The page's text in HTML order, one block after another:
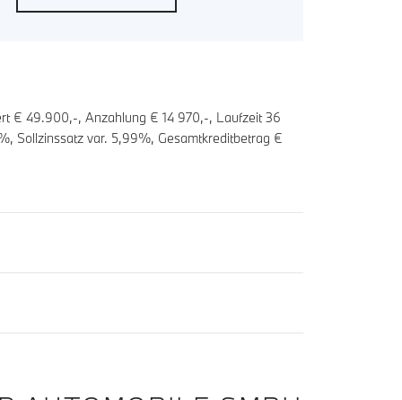
€ 49.900,-, Anzahlung € 14 970,-, Laufzeit36
Sollzinssatz var. 5,99%, Gesamtkreditbetrag €